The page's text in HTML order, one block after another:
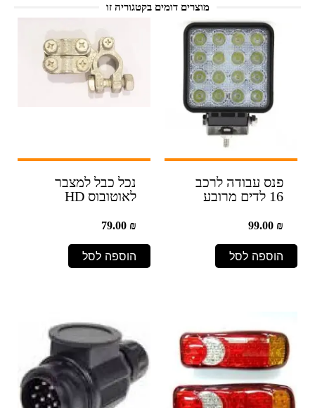
מוצרים דומים בקטגוריה זו
פנס עבודה לרכב
16 לדים מרובע
99.00₪
הוספה לסל
נכל כבל למצבר
לאוטובוס HD
79.00₪
הוספה לסל